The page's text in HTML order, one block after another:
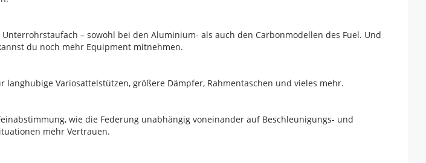
– sowohl bei den Aluminium- als auch den Carbonmodellen des Fuel. Und
du noch mehr Equipment mitnehmen.
langhubige Variosattelstützen, größere Dämpfer, Rahmentaschen und vieles mehr.
wie die Federung unabhängig voneinander auf Beschleunigungs- und
mehr Vertrauen.